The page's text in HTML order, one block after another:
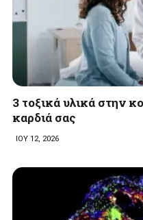
3 τοξικά υλικά στην
καρδιά σας
ΙΟΥ 12, 2026